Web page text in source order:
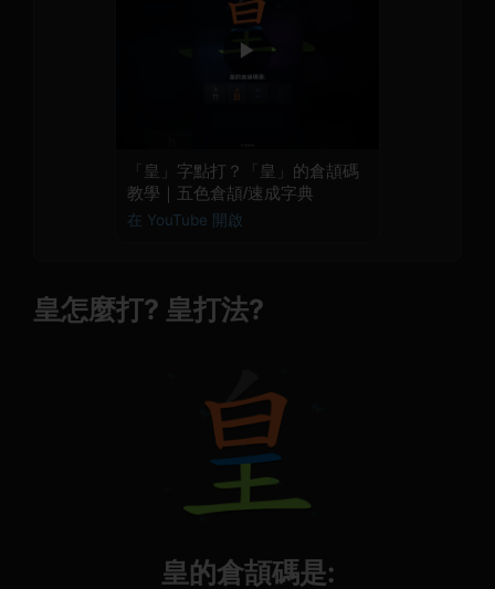
▶
「皇」字點打？「皇」的倉頡碼
教學｜五色倉頡/速成字典
在 YouTube 開啟
皇怎麼打? 皇打法?
皇的倉頡碼是: